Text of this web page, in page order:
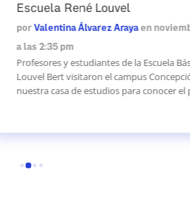
Louvel
Arayaen noviembre 20, 2025
de la Escuela Básica René
el campus Concepción de
para conocer el proyecto […]